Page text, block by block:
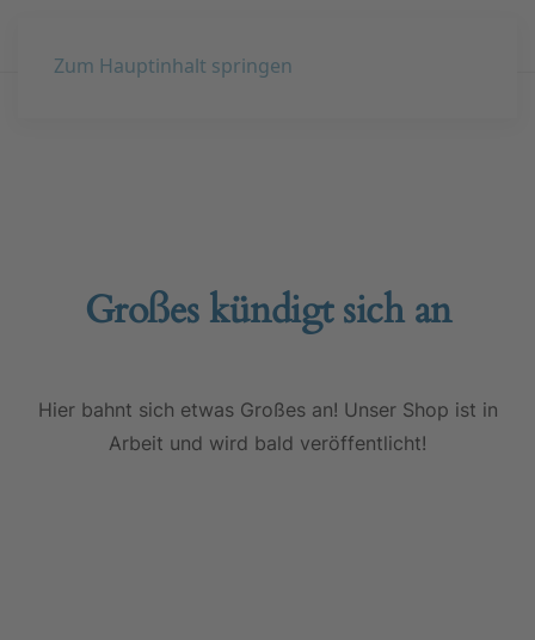
Zum Hauptinhalt springen
Großes kündigt sich an
Hier bahnt sich etwas Großes an! Unser Shop ist in
Arbeit und wird bald veröffentlicht!